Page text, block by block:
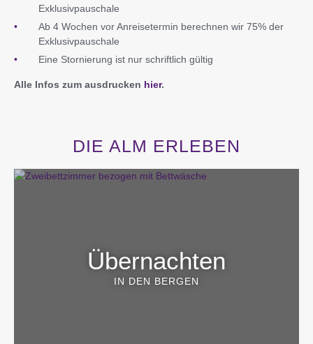
Exklusivpauschale
Ab 4 Wochen vor Anreisetermin berechnen wir 75% der
Exklusivpauschale
Eine Stornierung ist nur schriftlich gültig
Alle Infos zum ausdrucken hier.
DIE ALM ERLEBEN
Übernachten
IN DEN BERGEN